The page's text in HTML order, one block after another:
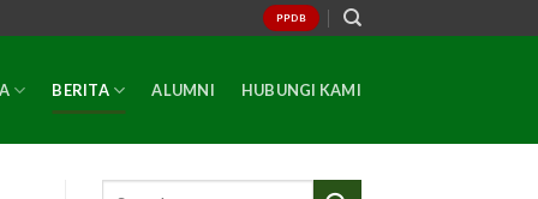
PPDB
BERITA ALUMNI HUBUNGI KAMI